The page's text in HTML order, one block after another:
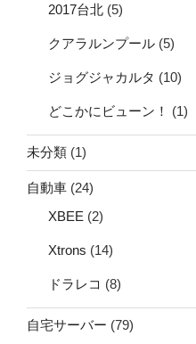
2017台北 (5)
クアラルンプール (5)
ジョグジャカルタ (10)
どこかにビューン！ (1)
未分類 (1)
自動車 (24)
XBEE (2)
Xtrons (14)
ドラレコ (8)
自宅サーバー (79)